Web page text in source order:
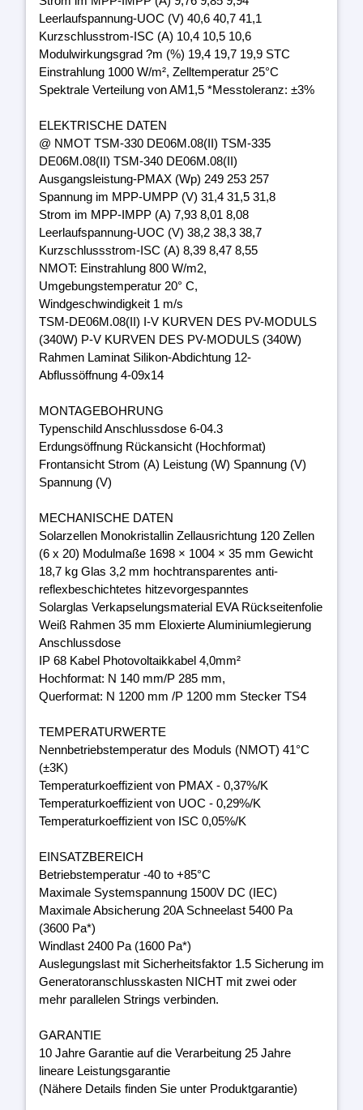
Leerlaufspannung-UOC (V) 40,6 40,7 41,1
Kurzschlusstrom-ISC (A) 10,4 10,5 10,6
Modulwirkungsgrad ?m (%) 19,4 19,7 19,9 STC
Einstrahlung 1000 W/m², Zelltemperatur 25°C
Spektrale Verteilung von AM1,5 *Messtoleranz: ±3%
ELEKTRISCHE DATEN
@ NMOT TSM-330 DE06M.08(II) TSM-335
DE06M.08(II) TSM-340 DE06M.08(II)
Ausgangsleistung-PMAX (Wp) 249 253 257
Spannung im MPP-UMPP (V) 31,4 31,5 31,8
Strom im MPP-IMPP (A) 7,93 8,01 8,08
Leerlaufspannung-UOC (V) 38,2 38,3 38,7
Kurzschlussstrom-ISC (A) 8,39 8,47 8,55
NMOT: Einstrahlung 800 W/m2,
Umgebungstemperatur 20° C,
Windgeschwindigkeit 1 m/s
TSM-DE06M.08(II) I-V KURVEN DES PV-MODULS
(340W) P-V KURVEN DES PV-MODULS (340W)
Rahmen Laminat Silikon-Abdichtung 12-
Abflussöffnung 4-09x14
MONTAGEBOHRUNG
Typenschild Anschlussdose 6-04.3
Erdungsöffnung Rückansicht (Hochformat)
Frontansicht Strom (A) Leistung (W) Spannung (V)
Spannung (V)
MECHANISCHE DATEN
Solarzellen Monokristallin Zellausrichtung 120 Zellen
(6 x 20) Modulmaße 1698 × 1004 × 35 mm Gewicht
18,7 kg Glas 3,2 mm hochtransparentes anti-
reflexbeschichtetes hitzevorgespanntes
Solarglas Verkapselungsmaterial EVA Rückseitenfolie
Weiß Rahmen 35 mm Eloxierte Aluminiumlegierung
Anschlussdose
IP 68 Kabel Photovoltaikkabel 4,0mm²
Hochformat: N 140 mm/P 285 mm,
Querformat: N 1200 mm /P 1200 mm Stecker TS4
TEMPERATURWERTE
Nennbetriebstemperatur des Moduls (NMOT) 41°C
(±3K)
Temperaturkoeffizient von PMAX - 0,37%/K
Temperaturkoeffizient von UOC - 0,29%/K
Temperaturkoeffizient von ISC 0,05%/K
EINSATZBEREICH
Betriebstemperatur -40 to +85°C
Maximale Systemspannung 1500V DC (IEC)
Maximale Absicherung 20A Schneelast 5400 Pa
(3600 Pa*)
Windlast 2400 Pa (1600 Pa*)
Auslegungslast mit Sicherheitsfaktor 1.5 Sicherung im
Generatoranschlusskasten NICHT mit zwei oder
mehr parallelen Strings verbinden.
GARANTIE
10 Jahre Garantie auf die Verarbeitung 25 Jahre
lineare Leistungsgarantie
(Nähere Details finden Sie unter Produktgarantie)